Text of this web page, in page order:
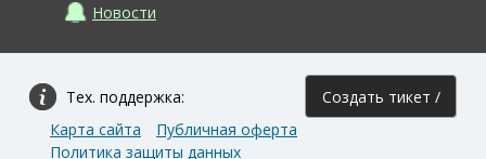
Новости
Тех. поддержка: Создать тикет /
Карта сайта
Публичная оферта
Политика защиты данных